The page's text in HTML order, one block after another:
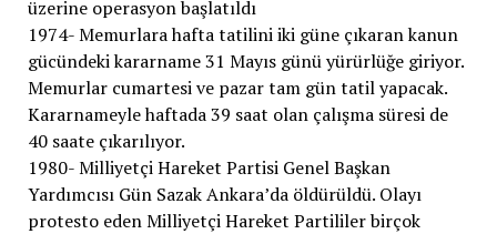
üzerine operasyon başlatıldı
1974- Memurlara hafta tatilini iki güne çıkaran kanun
gücündeki kararname 31 Mayıs günü yürürlüğe giriyor.
Memurlar cumartesi ve pazar tam gün tatil yapacak.
Kararnameyle haftada 39 saat olan çalışma süresi de
40 saate çıkarılıyor.
1980- Milliyetçi Hareket Partisi Genel Başkan
Yardımcısı Gün Sazak Ankara’da öldürüldü. Olayı
protesto eden Milliyetçi Hareket Partililer birçok